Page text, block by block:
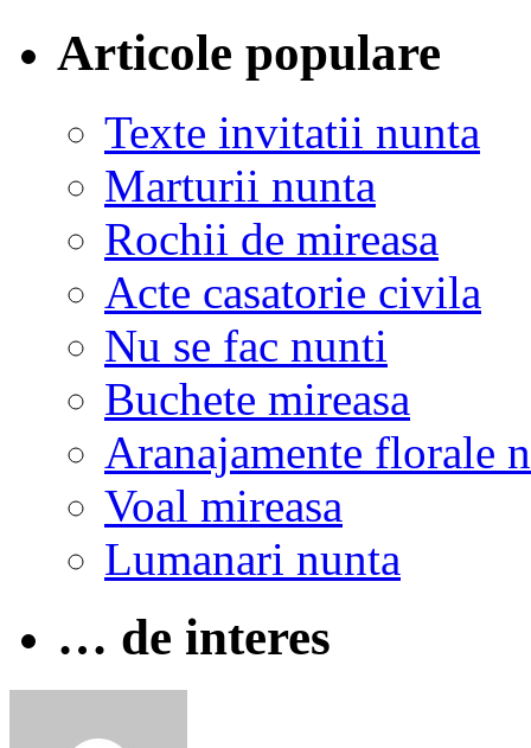
Articole populare
Texte invitatii nunta
Marturii nunta
Rochii de mireasa
Acte casatorie civila
Nu se fac nunti
Buchete mireasa
Aranajamente florale
Voal mireasa
Lumanari nunta
… de interes